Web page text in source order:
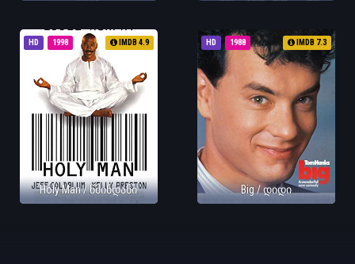
HD 1998 IMDB 4.9
Holy Man / წმინდანი
HD 1988 IMDB 7.3
Big / დიდი